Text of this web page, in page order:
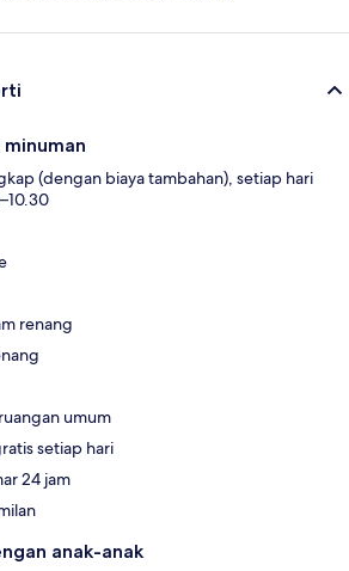
(dengan biaya tambahan), setiap hari
renang
umum
setiap hari
24 jam
anak-anak